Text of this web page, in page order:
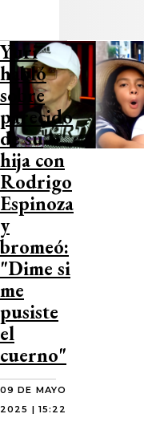
Yuri
habló
sobre
parecido
de su
hija con
Rodrigo
Espinoza
y
bromeó:
"Dime si
me
pusiste
el
cuerno"
09 DE MAYO
2025 | 15:22